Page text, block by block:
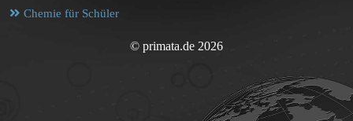
Chemie für Schüler
© primata.de 2026